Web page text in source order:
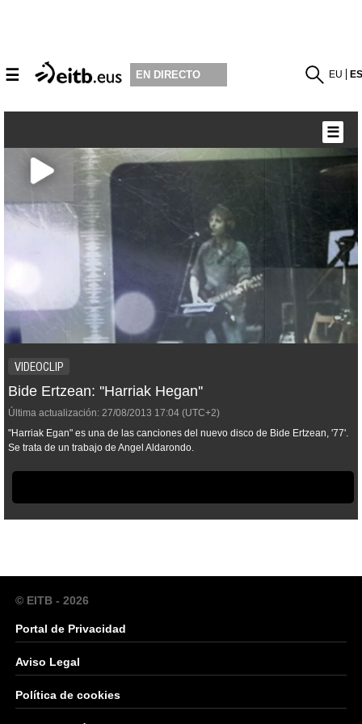
☰ EN DIRECTO EU
VIDEOCLIP
Bide Ertzean: ''Harriak Hegan''
Última actualización: 27/08/2013 17:04 (UTC+2)
"Harriak Egan" es una de las canciones del nuevo disco de Bide Ertzean, '77'.
Se trata de un trabajo de Angel Aldarondo.
☰
© EITB - 2026
Portal de Privacidad
Aviso Legal
Política de cookies